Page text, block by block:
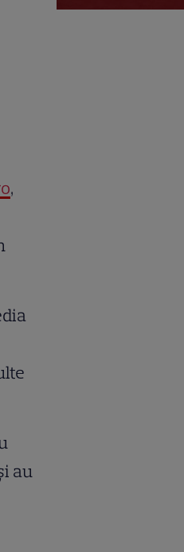
,
au